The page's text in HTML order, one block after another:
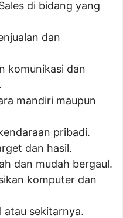
di bidang yang
dan
komunikasi dan
mandiri maupun
pribadi.
dan hasil.
dan mudah bergaul.
komputer dan
atau sekitarnya.